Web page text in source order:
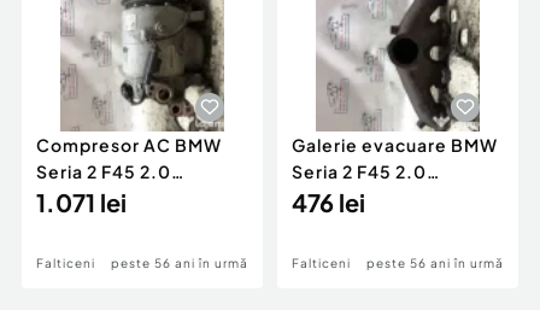
Compresor AC BMW
Seria 2 F45 2.0
Motorina 2016
1.071 lei
Falticeni peste 56 ani în urmă
Galerie evacuare BMW
Seria 2 F45 2.0
Motorina 2016
476 lei
Falticeni peste 56 ani în urmă